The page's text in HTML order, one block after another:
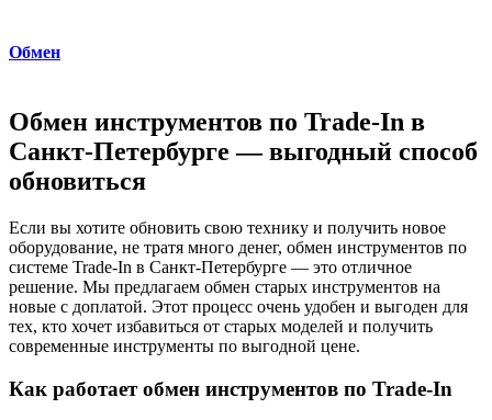
Обмен
Обмен инструментов по Trade-In в
Санкт-Петербурге — выгодный способ
обновиться
Если вы хотите обновить свою технику и получить новое
оборудование, не тратя много денег, обмен инструментов по
системе Trade-In в Санкт-Петербурге — это отличное
решение. Мы предлагаем обмен старых инструментов на
новые с доплатой. Этот процесс очень удобен и выгоден для
тех, кто хочет избавиться от старых моделей и получить
современные инструменты по выгодной цене.
Как работает обмен инструментов по Trade-In